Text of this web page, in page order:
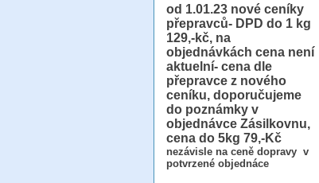
od 1.01.23 nové ceníky
přepravců- DPD do 1 kg
129,-kč, na
objednávkách cena není
aktuelní- cena dle
přepravce z nového
ceníku, doporučujeme
do poznámky v
objednávce Zásilkovnu,
cena do 5kg 79,-Kč
nezávisle na ceně dopravy v
potvrzené objednáce